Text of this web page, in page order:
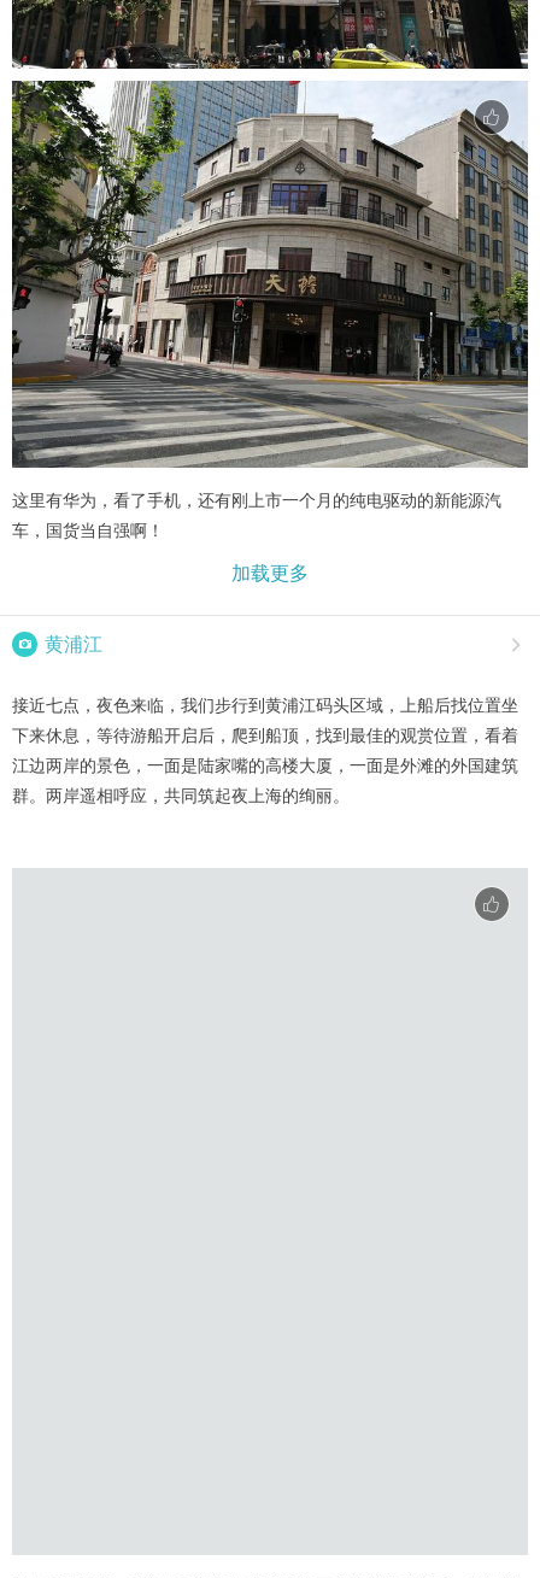
这里有华为，看了手机，还有刚上市一个月的纯电驱动的新能源汽
车，国货当自强啊！
加载更多
 黄浦江 
接近七点，夜色来临，我们步行到黄浦江码头区域，上船后找位置坐
下来休息，等待游船开启后，爬到船顶，找到最佳的观赏位置，看着
江边两岸的景色，一面是陆家嘴的高楼大厦，一面是外滩的外国建筑
群。两岸遥相呼应，共同筑起夜上海的绚丽。